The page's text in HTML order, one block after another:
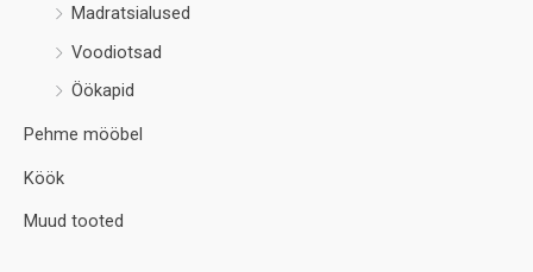
Madratsialused
Voodiotsad
Öökapid
Pehme mööbel
Köök
Muud tooted